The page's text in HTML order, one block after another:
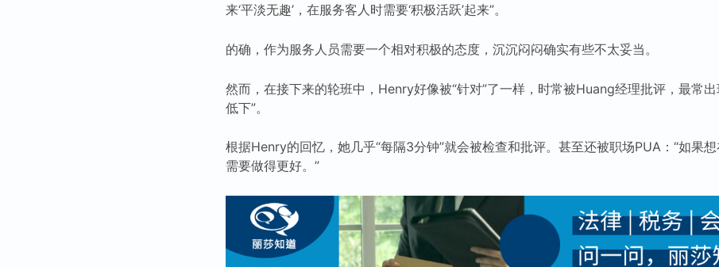
来‘平淡无趣’，在服务客人时需要‘积极活跃’起来”。
的确，作为服务人员需要一个相对积极的态度，沉沉闷闷确实有些不太妥当。
然而，在接下来的轮班中，Henry好像被“针对”了一样，时常被Huang经理批评，最常
低下”。
根据Henry的回忆，她几乎“每隔3分钟”就会被检查和批评。甚至还被职场PUA：“如果
需要做得更好。”